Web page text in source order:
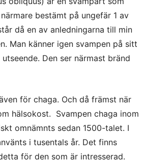
bestämt på ungefär 1 av
då en av anledningarna till min
Man känner igen svampen på sitt
Den ser närmast bränd
för chaga. Och då främst när
hälsokost. Svampen chaga inom
omnämnts sedan 1500-talet. I
i tusentals år. Det finns
för den som är intresserad.